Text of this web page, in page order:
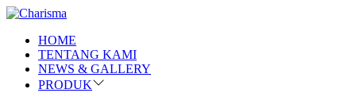
HOME
TENTANG KAMI
NEWS & GALLERY
PRODUK